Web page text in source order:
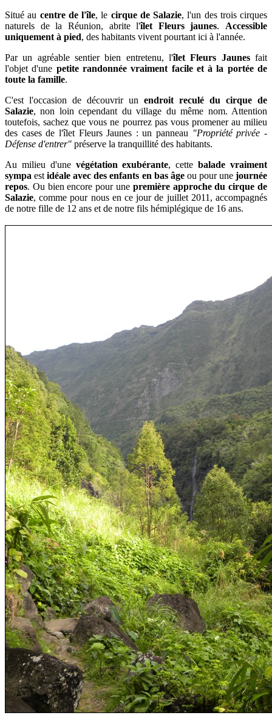
Situé au centre de l'île, le cirque de Salazie, l'un des trois cirques
naturels de la Réunion, abrite l'îlet Fleurs jaunes. Accessible
uniquement à pied, des habitants vivent pourtant ici à l'année.
Par un agréable sentier bien entretenu, l'îlet Fleurs Jaunes fait
l'objet d'une petite randonnée vraiment facile et à la portée de
toute la famille.
C'est l'occasion de découvrir un endroit reculé du cirque de
Salazie, non loin cependant du village du même nom. Attention
toutefois, sachez que vous ne pourrez pas vous promener au milieu
des cases de l'îlet Fleurs Jaunes : un panneau "Propriété privée -
Défense d'entrer" préserve la tranquillité des habitants.
Au milieu d'une végétation exubérante, cettebalade vraiment
sympa estidéale avec des enfants en bas âgeou pour unejournée
repos. Ou bien encore pour une première approche du cirque de
Salazie, comme pour nous en cejour de juillet 2011, accompagnés
de notre fille de 12 ans et de notre fils hémiplégique de 16 ans.